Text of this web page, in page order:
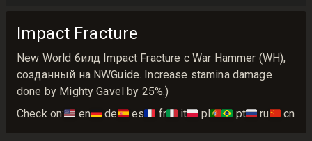
Impact Fracture
New World билд Impact Fracture с War Hammer (WH),
созданный на NWGuide. Increase stamina damage
done by Mighty Gavel by 25%.)
Check on:🇺🇸 en🇩🇪 de🇪🇸 es🇫🇷 fr🇮🇹 it🇵🇱 pl🇵🇹🇧🇷 pt🇷🇺 ru🇨🇳 cn